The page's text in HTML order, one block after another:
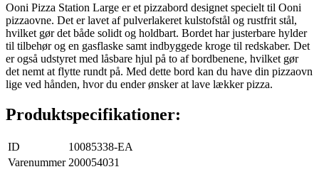
Ooni Pizza Station Large er et pizzabord designet specielt til Ooni
pizzaovne. Det er lavet af pulverlakeret kulstofstål og rustfrit stål,
hvilket gør det både solidt og holdbart. Bordet har justerbare hylder
til tilbehør og en gasflaske samt indbyggede kroge til redskaber. Det
er også udstyret med låsbare hjul på to af bordbenene, hvilket gør
det nemt at flytte rundt på. Med dette bord kan du have din pizzaovn
lige ved hånden, hvor du ender ønsker at lave lækker pizza.
Produktspecifikationer:
ID
10085338-EA
Varenummer 200054031